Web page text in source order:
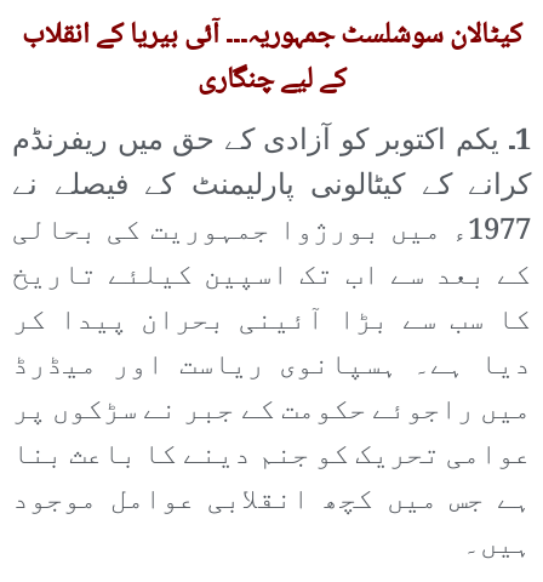
کیٹالان سوشلسٹ جمہوریہ۔۔۔ آئی بیریا کے انقلاب
کے لیے چنگاری
1۔ یکم اکتوبر کو آزادی کے حق میں ریفرنڈم
کرانے کے کیٹالونی پارلیمنٹ کے فیصلے نے
1977ء میں بورژوا جمہوریت کی بحالی
کے بعد سے اب تک اسپین کیلئے تاریخ
کا سب سے بڑا آئینی بحران پیدا کر
دیا ہے۔ ہسپانوی ریاست اور میڈرڈ
میں راجوئے حکومت کے جبر نے سڑکوں پر
عوامی تحریک کو جنم دینے کا باعث بنا
ہے جس میں کچھ انقلابی عوامل موجود
ہیں۔